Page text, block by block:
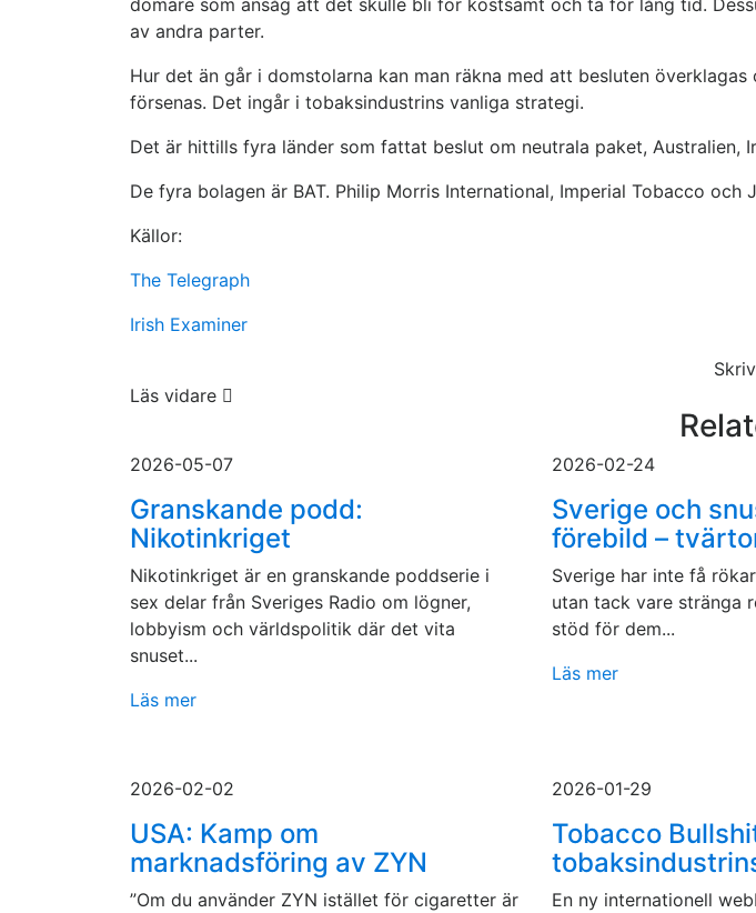
av andra parter.
Hur det än går i domstolarna kan man räkna med att besluten
försenas. Det ingår i tobaksindustrins vanliga strategi.
Det är hittills fyra länder som fattat beslut om neutrala paket, Australien,
De fyra bolagen är BAT. Philip Morris International, Imperial Tobacco och
Källor:
The Telegraph
Irish Examiner
Läs vidare
2026-05-07
Granskande podd:
Nikotinkriget
Nikotinkriget är en granskande poddserie i
sex delar från Sveriges Radio om lögner,
lobbyism och världspolitik där det vita
snuset...
Läs mer
2026-02-24
Sverige och
förebild –
Sverige har inte få
utan tack vare stränga
stöd för dem...
Läs mer
2026-02-02
USA: Kamp om
marknadsföring av ZYN
”Om du använder ZYN istället för cigaretter är
2026-01-29
Tobacco
En ny internationell